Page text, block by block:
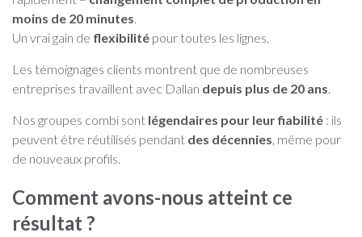
moins de 20 minutes.
Un vrai gain de flexibilité pour toutes les lignes.
Les témoignages clients montrent que de nombreuses
entreprises travaillent avec Dallan depuis plus de 20 ans.
Nos groupes combi sont légendaires pour leur fiabilité : ils
peuvent être réutilisés pendant des décennies, même pour
de nouveaux profils.
Comment avons-nous atteint ce
résultat ?